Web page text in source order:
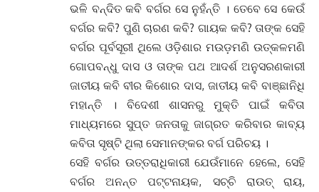
ଭଳି ବନ୍ଦିତ କବି ବର୍ଗର ସେ ନୁହଁନ୍ତି । ତେବେ ସେ କେଉଁ
ବର୍ଗର କବି? ପୁଣି ଚାରଣ କବି? ଗାୟକ କବି? ତାଙ୍କ ସେହି
ବର୍ଗର ପୂର୍ବସୂରୀ ଥିଲେ ଓଡ଼ିଶାର ମଉଡ଼ମଣି ଉତ୍କଳମଣି
ଗୋପବନ୍ଧୁ ଦାସ ଓ ତାଙ୍କ ପଥ ଆଦର୍ଶ ଅନୁସରଣକାରୀ
ଜାତୀୟ କବି ବୀର କିଶୋର ଦାସ, ଜାତୀୟ କବି ବାଞ୍ଛାନିଧି
ମହାନ୍ତି । ବିଦେଶୀ ଶାସନରୁ ମୁକ୍ତି ପାଇଁ କବିତା
ମାଧ୍ୟମରେ ସୁପ୍ତ ଜନତାକୁ ଜାଗ୍ରତ କରିବାର କାବ୍ୟ
କବିତା ସୃଷ୍ଟି ଥିଲା ସେମାନଙ୍କର ବର୍ଗ ପରିଚୟ ।
ସେହି ବର୍ଗର ଉତ୍ତରାଧିକାରୀ ଯେଉଁମାନେ ହେଲେ, ସେହି
ବର୍ଗର ଅନନ୍ତ ପଟ୍ଟନାୟକ, ସଚ୍ଚି ରାଉତ୍ ରାୟ,